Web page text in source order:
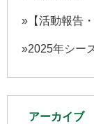
【活動報告
2025年シー
アーカイブ